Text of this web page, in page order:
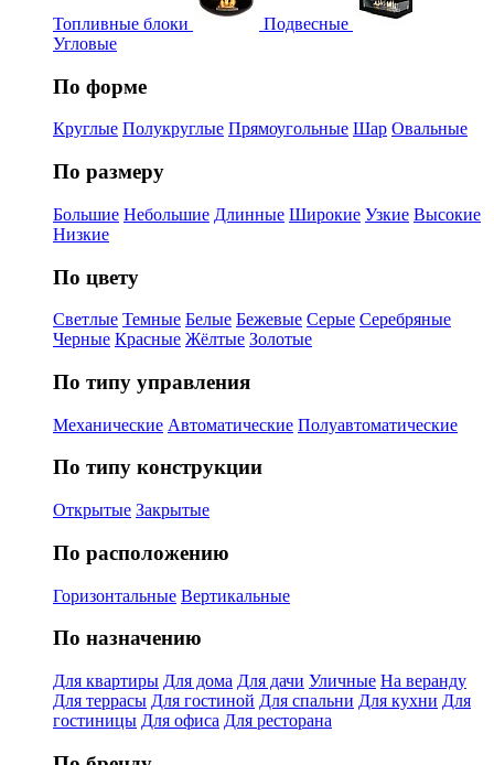
Топливные блоки
Подвесные
Угловые
По форме
Круглые Полукруглые Прямоугольные Шар Овальные
По размеру
Большие Небольшие Длинные Широкие Узкие Высокие
Низкие
По цвету
Светлые Темные Белые Бежевые Серые Серебряные
Черные Красные Жёлтые Золотые
По типу управления
Механические Автоматические Полуавтоматические
По типу конструкции
Открытые Закрытые
По расположению
Горизонтальные Вертикальные
По назначению
Для квартиры Для дома Для дачи Уличные На веранду
Для террасы Для гостиной Для спальни Для кухни Для
гостиницы Для офиса Для ресторана